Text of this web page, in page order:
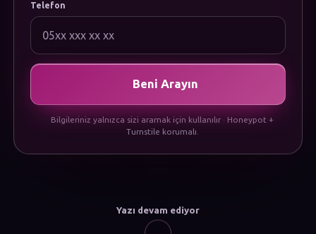
Telefon
Beni Arayın
Bilgileriniz yalnızca sizi aramak için kullanılır · Honeypot +
Turnstile korumalı.
Yazı devam ediyor